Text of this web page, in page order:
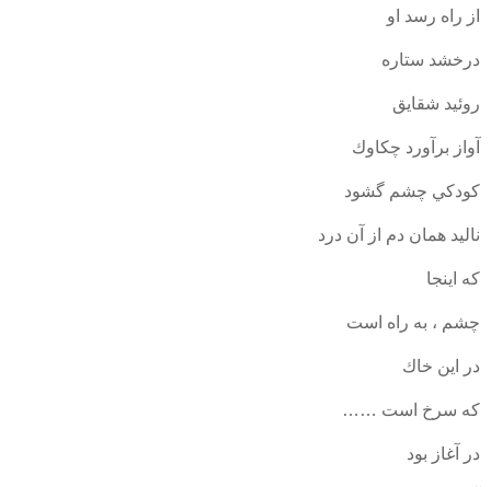
از راه رسد او
درخشد ستاره
روئيد شقايق
آواز برآورد چكاوك
كودكي چشم گشود
ناليد همان دم از آن درد
كه اينجا
چشم ، به راه است
در اين خاك
كه سرخ است ……
در آغاز بود